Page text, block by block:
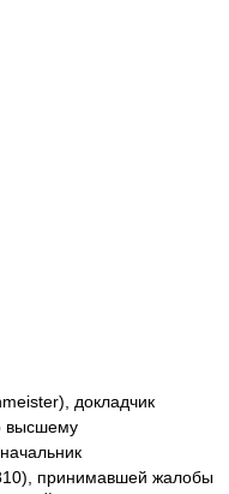
докладчик
высшему
принимавшей жалобы